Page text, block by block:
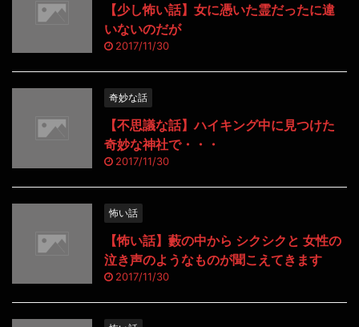
【少し怖い話】女に憑いた霊だったに違
いないのだが
2017/11/30
奇妙な話
【不思議な話】ハイキング中に見つけた
奇妙な神社で・・・
2017/11/30
怖い話
【怖い話】藪の中から シクシクと 女性の
泣き声のようなものが聞こえてきます
2017/11/30